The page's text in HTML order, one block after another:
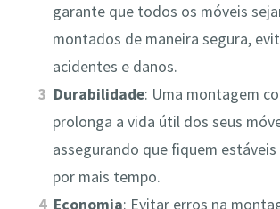
garante que todos os móveis
montados de maneira segura,
acidentes e danos.
Durabilidade: Uma montagem
prolonga a vida útil dos seus
assegurando que fiquem
por mais tempo.
Economia: Evitar erros na